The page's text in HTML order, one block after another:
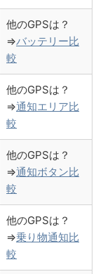
他のGPSは？
⇒バッテリー比
較
他のGPSは？
⇒通知エリア比
較
他のGPSは？
⇒通知ボタン比
較
他のGPSは？
⇒乗り物通知比
較